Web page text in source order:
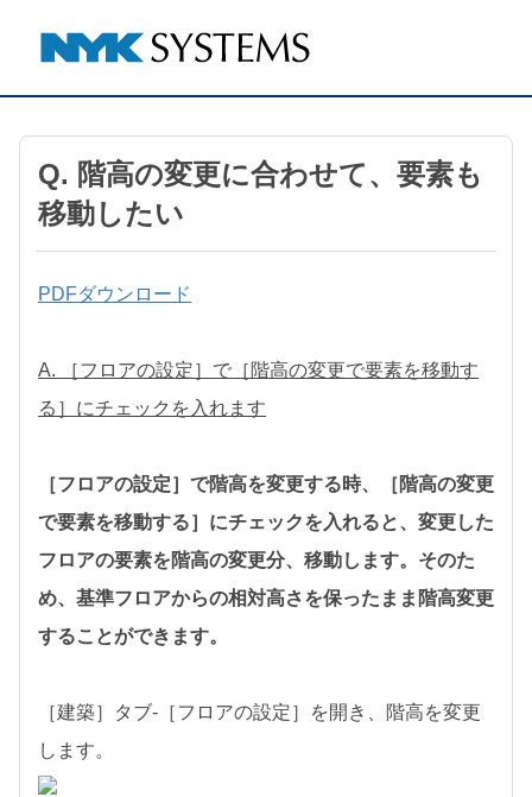
Q. 階高の変更に合わせて、要素も
移動したい
PDFダウンロード
A. ［フロアの設定］で［階高の変更で要素を移動す
る］にチェックを入れます
［フロアの設定］で階高を変更する時、［階高の変更
で要素を移動する］にチェックを入れると、変更した
フロアの要素を階高の変更分、移動します。そのた
め、基準フロアからの相対高さを保ったまま階高変更
することができます。
［建築］タブ-［フロアの設定］を開き、階高を変更
します。